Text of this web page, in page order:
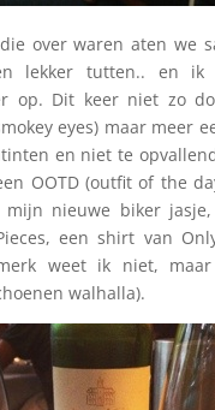
over waren aten we
lekker tutten.. en ik
op. Dit keer niet zo
eyes) maar meer
en niet te
OOTD (outfit of the
nieuwe biker
een shirt van
weet ik niet,
walhalla).